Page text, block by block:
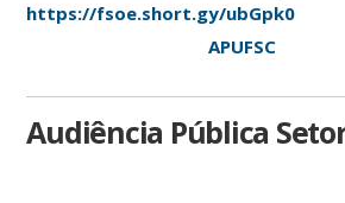
https://fsoe.short.gy/ubGpk0
APUFSC
Audiência Pública